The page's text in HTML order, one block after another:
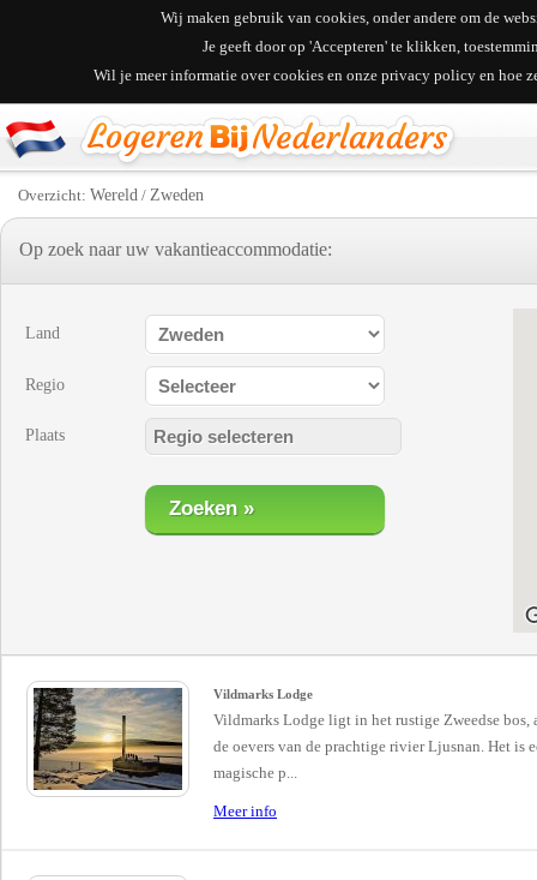
Wij maken gebruik van cookies, onder andere om de
Je geeft door op 'Accepteren' te klikken,
Wil je meer informatie over cookies en onze privacy policy en hoe
Overzicht: Wereld / Zweden
Op zoek naar uw vakantieaccommodatie:
Land
Regio
Plaats
Vildmarks Lodge
Vildmarks Lodge ligt in het rustige Zweedse bos,
de oevers van de prachtige rivier Ljusnan. Het is
magische p...
Meer info